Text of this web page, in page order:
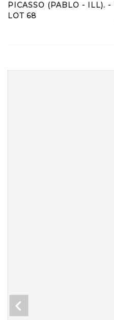
PICASSO (PABLO - ILL). -
LOT 68